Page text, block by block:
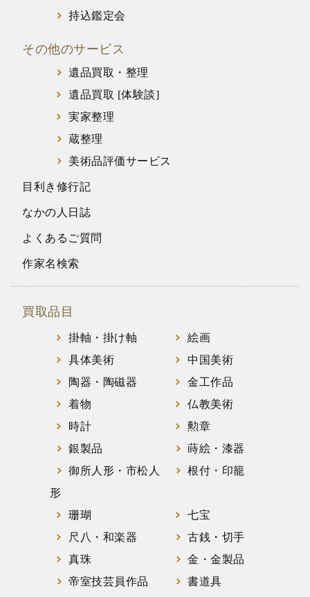
持込鑑定会
その他のサービス
遺品買取・整理
遺品買取 [体験談]
実家整理
蔵整理
美術品評価サービス
目利き修行記
なかの人日誌
よくあるご質問
作家名検索
買取品目
掛軸・掛け軸
絵画
具体美術
中国美術
陶器・陶磁器
金工作品
着物
仏教美術
時計
勲章
銀製品
蒔絵・漆器
御所人形・市松人
形
根付・印籠
珊瑚
七宝
尺八・和楽器
古銭・切手
真珠
金・金製品
帝室技芸員作品
書道具